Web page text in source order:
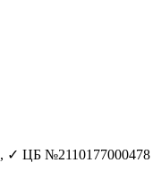
, ✓ ЦБ №2110177000478